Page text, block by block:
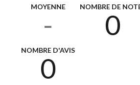
MOYENNE
-
NOMBRE DE
0
NOMBRE D'AVIS
0